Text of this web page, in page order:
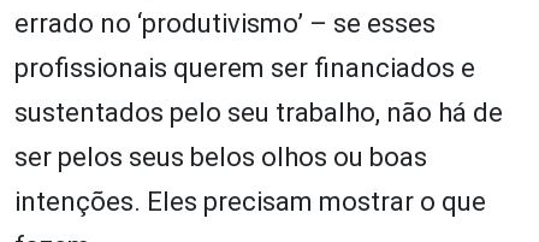
errado no ‘produtivismo’ – se esses
profissionais querem ser financiados e
sustentados pelo seu trabalho, não há de
ser pelos seus belos olhos ou boas
intenções. Eles precisam mostrar o que